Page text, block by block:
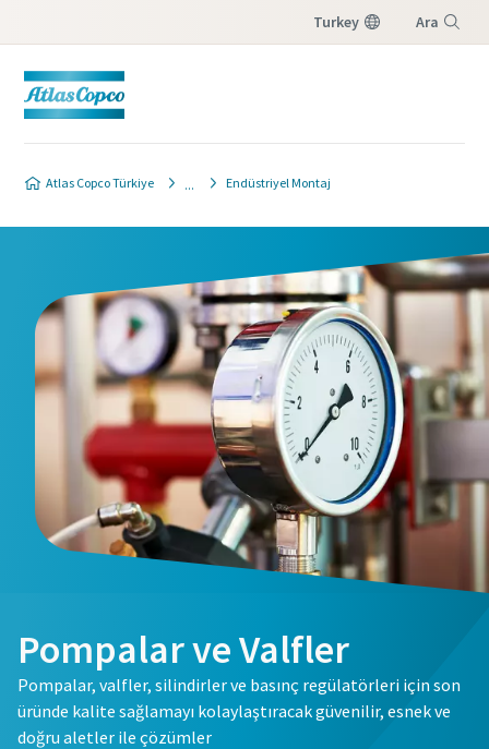
Turkey Ara
Atlas Copco Türkiye Endüstriyel Montaj
Pompalar ve Valfler
Pompalar, valfler, silindirler ve basınç regülatörleri için son
üründe kalite sağlamayı kolaylaştıracak güvenilir, esnek ve
doğru aletler ile çözümler